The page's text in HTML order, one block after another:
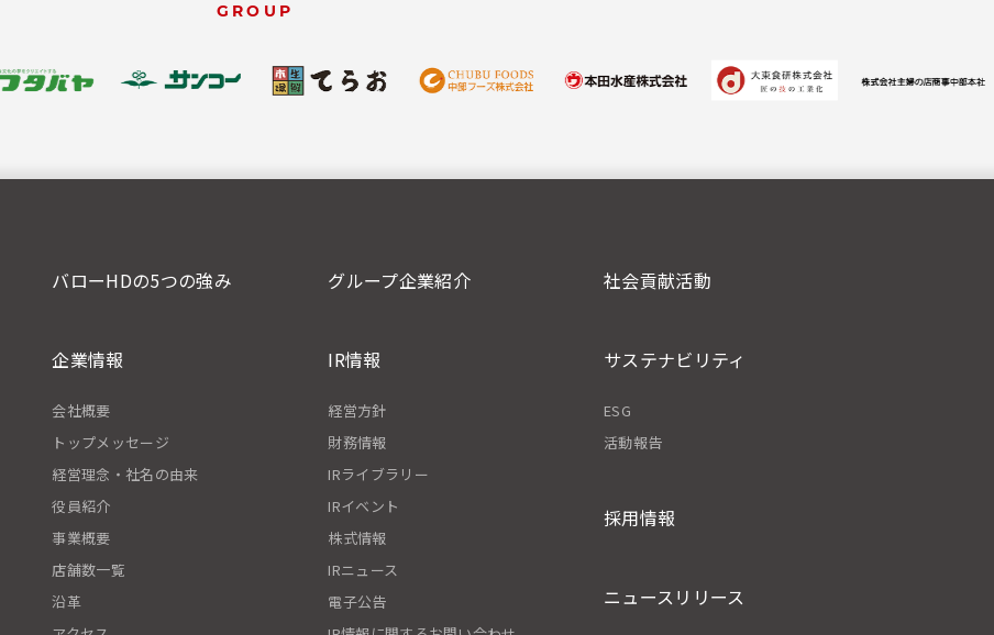
GROUP
バローHDの5つの強み
企業情報
会社概要
トップメッセージ
経営理念・社名の由来
役員紹介
事業概要
店舗数一覧
沿革
グループ企業紹介
IR情報
経営方針
財務情報
IRライブラリー
IRイベント
株式情報
IRニュース
電子公告
社会貢献活動
サステナビリティ
ESG
活動報告
採用情報
ニュースリリース